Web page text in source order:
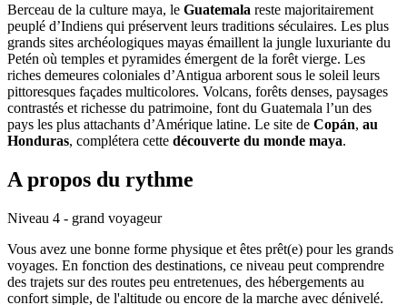
Berceau de la culture maya, le Guatemala reste majoritairement
peuplé d’Indiens qui préservent leurs traditions séculaires. Les plus
grands sites archéologiques mayas émaillent la jungle luxuriante du
Petén où temples et pyramides émergent de la forêt vierge. Les
riches demeures coloniales d’Antigua arborent sous le soleil leurs
pittoresques façades multicolores. Volcans, forêts denses, paysages
contrastés et richesse du patrimoine, font du Guatemala l’un des
pays les plus attachants d’Amérique latine. Le site de Copán, au
Honduras, complétera cette découverte du monde maya.
A propos du rythme
Niveau 4 - grand voyageur
Vous avez une bonne forme physique et êtes prêt(e) pour les grands
voyages. En fonction des destinations, ce niveau peut comprendre
des trajets sur des routes peu entretenues, des hébergements au
confort simple, de l'altitude ou encore de la marche avec dénivelé.